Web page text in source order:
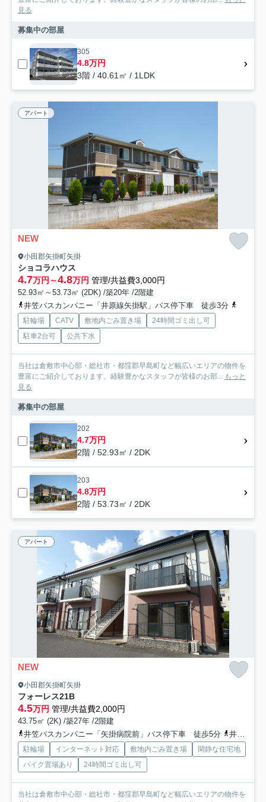
見る
募集中の部屋
305
4.8万円
3階 / 40.61㎡ / 1LDK
アパート
NEW
小田郡矢掛町矢掛
ショコラハウス
4.7万円～4.8万円 管理/共益費3,000円
52.93㎡～53.73㎡ (2DK) /築20年 /2階建
井笠バスカンパニー「井原線矢掛駅」バス停下車 徒歩3分
駐輪場 CATV 敷地内ごみ置き場
24時間ゴミ出し可
駐車2台可
公共下水
当社は倉敷市中心部・総社市・都窪郡早島町など幅広いエリアの物件を
豊富にご紹介しております。経験豊かなスタッフが皆様のお部... もっと
見る
募集中の部屋
202
4.7万円
2階 / 52.93㎡ / 2DK
203
4.8万円
2階 / 53.73㎡ / 2DK
アパート
NEW
小田郡矢掛町矢掛
フォーレス21B
4.5万円 管理/共益費2,000円
43.75㎡ (2K) /築27年 /2階建
井笠バスカンパニー「矢掛病院前」バス停下車 徒歩5分
井原鉄道「三谷」駅 徒歩53分
駐輪場 インターネット対応 敷地内ごみ置き場
閑静な住宅地
バイク置場あり
24時間ゴミ出し可
当社は倉敷市中心部・総社市・都窪郡早島町など幅広いエリアの物件を